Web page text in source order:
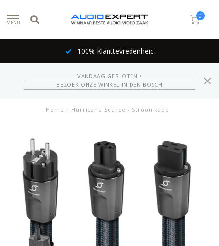
MENU
0
100% Klanttevredenheid
VANDAAG GESLOTEN •
BEZOEK ONZE WINKEL IN DEN BOSCH
Home / Hurricane Source - Stroomkabel